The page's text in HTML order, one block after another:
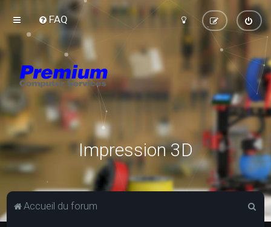
FAQ
Impression 3D
Accueil du forum